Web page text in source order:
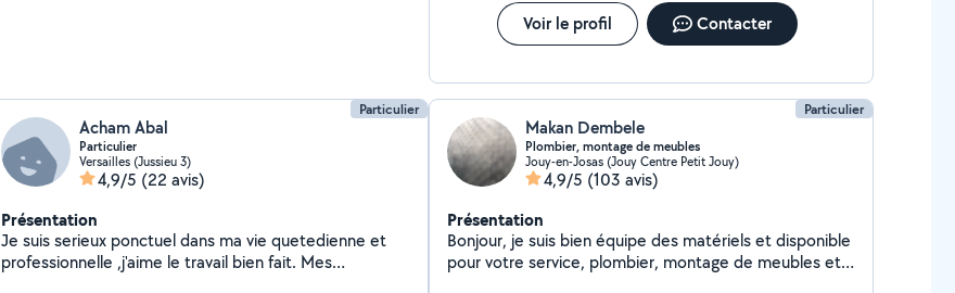
Voir le profil Contacter
Particulier
Acham Abal
Particulier
Versailles (Jussieu 3)
4,9/5 (22 avis)
Présentation
Je suis serieux ponctuel dans ma vie quetedienne et
professionnelle ,j'aime le travail bien fait. Mes
Particulier
Makan Dembele
Plombier, montage de meubles
Jouy-en-Josas (Jouy Centre Petit Jouy)
4,9/5 (103 avis)
Présentation
Bonjour, je suis bien équipe des matériels et disponible
pour votre service, plombier, montage de meubles et